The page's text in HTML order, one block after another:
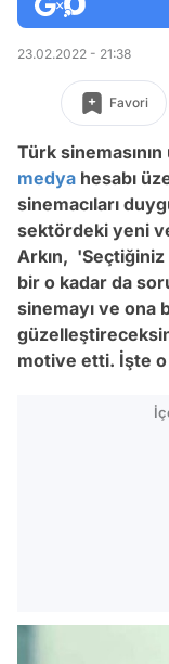
23.02.2022 - 21:38
Favori
Türk sinemasının
medya hesabı
sinemacıları
sektördeki yeni
Arkın, 'Seçtiğiniz
bir o kadar da
sinemayı ve ona
motive etti. İşte o